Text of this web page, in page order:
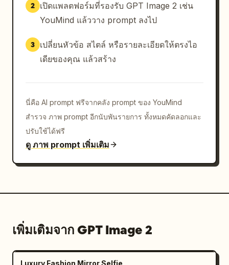
2
เปิดแพลตฟอร์มที่รองรับ GPT Image 2 เช่น
YouMind แล้ววาง prompt ลงไป
3
เปลี่ยนหัวข้อ สไตล์ หรือรายละเอียดให้ตรงไอ
เดียของคุณ แล้วสร้าง
นี่คือ AI prompt ฟรีจากคลัง prompt ของ YouMind
สำรวจ ภาพ prompt อีกนับพันรายการ ทั้งหมดคัดลอกและ
ปรับใช้ได้ฟรี
ดู ภาพ prompt เพิ่มเติม
เพิ่มเติมจาก GPT Image 2
Luxury Fashion Mirror Selfie